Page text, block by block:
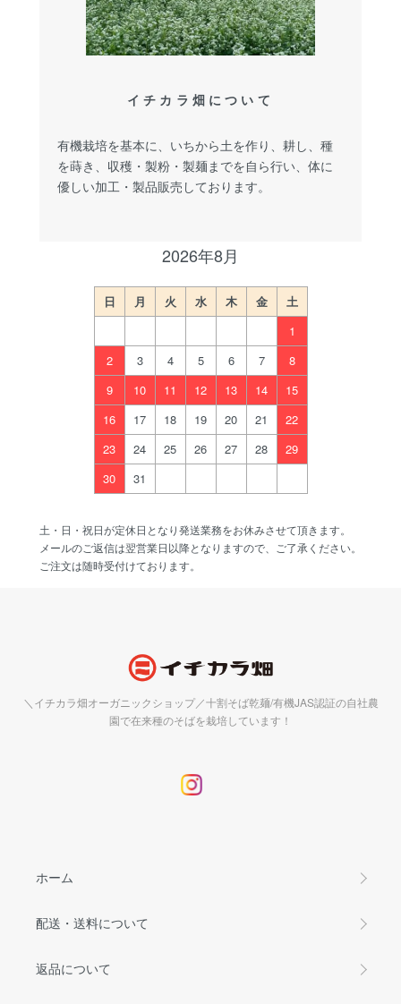
イチカラ畑について
有機栽培を基本に、いちから土を作り、耕し、種
を蒔き、収穫・製粉・製麺までを自ら行い、体に
優しい加工・製品販売しております。
2026年8月
日 月 火 水 木 金
土
1
2
3 4 5 6 7
8
9
10 11 12 13 14
15
16
17 18 19 20 21
22
23
24 25 26 27 28
29
30
31
土・日・祝日が定休日となり発送業務をお休みさせて頂きます。
メールのご返信は翌営業日以降となりますので、ご了承ください。
ご注文は随時受付けております。
＼イチカラ畑オーガニックショップ／十割そば乾麺/有機JAS認証の自社農
園で在来種のそばを栽培しています！
ホーム
配送・送料について
返品について